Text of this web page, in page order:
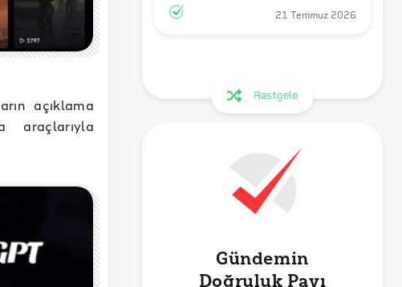
açıklama
araçlarıyla
21 Temmuz 2026
Rastgele
Gündemin
Doğruluk Payı